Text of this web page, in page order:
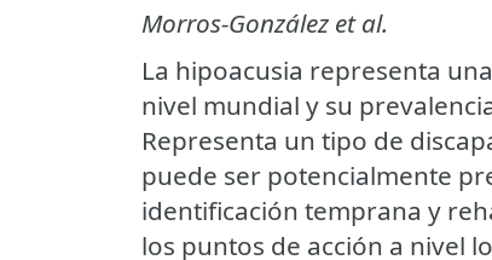
Morros-González et al.
La hipoacusia representa
nivel mundial y su
Representa un tipo de
puede ser potencialmente
identificación temprana y
los puntos de acción a nivel